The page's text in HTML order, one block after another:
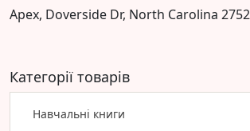
Apex, Doverside Dr, North Carolina
Категорії товарів
Навчальні книги